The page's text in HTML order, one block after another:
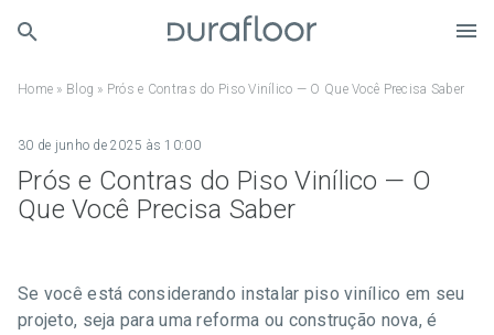
Home » Blog » Prós e Contras do Piso Vinílico — O Que Você Precisa Saber
Prós e Contras do Piso Vinílico — O
Que Você Precisa Saber
30 de junho de 2025 às 10:00
Se você está considerando instalar piso vinílico em seu
projeto, seja para uma reforma ou construção nova, é